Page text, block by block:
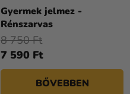
Gyermek jelmez -
Rénszarvas
5,0
csillag.
7 590 Ft
8 750 Ft
BŐVEBBEN